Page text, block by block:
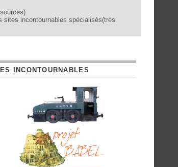
incontournables spécialisés(très
INCONTOURNABLES